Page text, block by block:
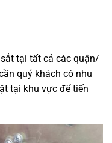
tại tất cả các quận/
quý khách có nhu
tại khu vực để tiến